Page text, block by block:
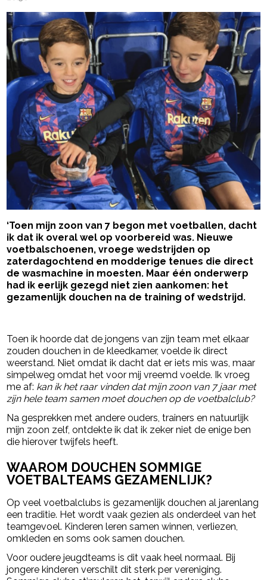
‘Toen mijn zoon van 7 begon met voetballen, dacht
ik dat ik overal wel op voorbereid was. Nieuwe
voetbalschoenen, vroege wedstrijden op
zaterdagochtend en modderige tenues die direct
de wasmachine in moesten. Maar één onderwerp
had ik eerlijk gezegd niet zien aankomen: het
gezamenlijk douchen na de training of wedstrijd.
Toen ik hoorde dat de jongens van zijn team met elkaar
zouden douchen in de kleedkamer, voelde ik direct
weerstand. Niet omdat ik dacht dat er iets mis was, maar
simpelweg omdat het voor mij vreemd voelde. Ik vroeg
me af: kan ik het raar vinden dat mijn zoon van 7 jaar met
zijn hele team samen moet douchen op de voetbalclub?
Na gesprekken met andere ouders, trainers en natuurlijk
mijn zoon zelf, ontdekte ik dat ik zeker niet de enige ben
die hierover twijfels heeft.
WAAROM DOUCHEN SOMMIGE
VOETBALTEAMS GEZAMENLIJK?
Op veel voetbalclubs is gezamenlijk douchen al jarenlang
een traditie. Het wordt vaak gezien als onderdeel van het
teamgevoel. Kinderen leren samen winnen, verliezen,
omkleden en soms ook samen douchen.
Voor oudere jeugdteams is dit vaak heel normaal. Bij
jongere kinderen verschilt dit sterk per vereniging.